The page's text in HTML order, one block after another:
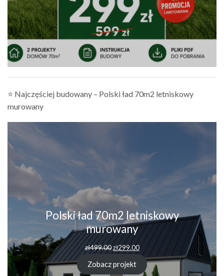
⭐ Najczęściej budowany – Polski ład 70m2 letniskowy
murowany
Polski ład 70m2 letniskowy
murowany
zł499.00Pierwotna
cena
wynosiła:
zł499.00.
zł299.00Aktualna
cena
wynosi:
zł299.00.
Zobacz projekt